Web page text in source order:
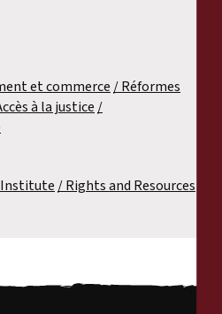
et commerce
Réformes
à la justice
Institute
Rights and Resources